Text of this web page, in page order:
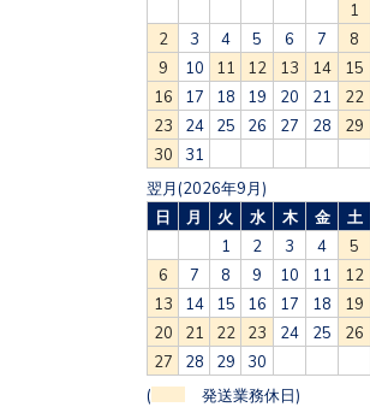
1
2
3 4 5 6 7
8
9
10 11 12 13 14
15
16
17 18 19 20 21
22
23
24 25 26 27 28
29
30
31
翌月(2026年9月)
日
月 火 水 木 金
土
1
2 3 4
5
6
7 8 9 10 11
12
13
14 15 16 17 18
19
20
21 22 23 24 25
26
27
28 29 30
( 発送業務休日)